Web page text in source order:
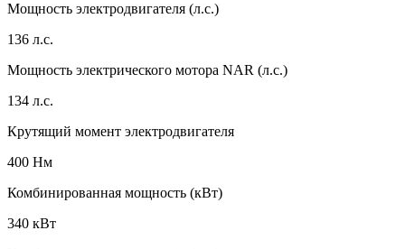
Мощность электродвигателя (л.с.)
136 л.с.
Мощность электрического мотора NAR (л.с.)
134 л.с.
Крутящий момент электродвигателя
400 Нм
Комбинированная мощность (кВт)
340 кВт